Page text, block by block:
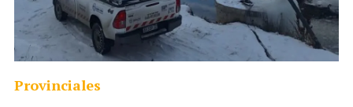
Provinciales